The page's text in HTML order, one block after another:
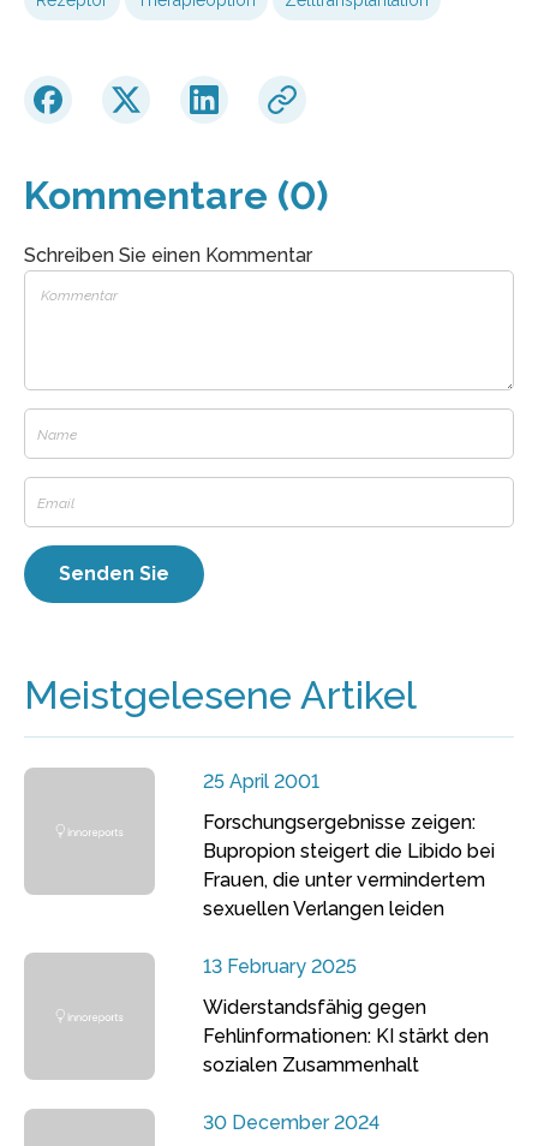
Kommentare (0)
Schreiben Sie einen Kommentar
Meistgelesene Artikel
25 April 2001
Forschungsergebnisse zeigen:
Bupropion steigert die Libido bei
Frauen, die unter vermindertem
sexuellen Verlangen leiden
13 February 2025
Widerstandsfähig gegen
Fehlinformationen: KI stärkt den
sozialen Zusammenhalt
30 December 2024